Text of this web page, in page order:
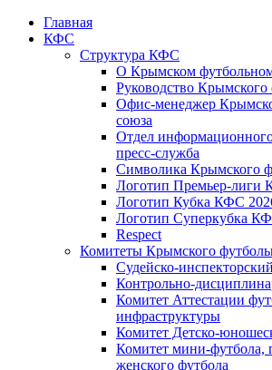
Главная
КФС
Структура КФС
О Крымском
Руководство Крымского
Офис-менеджер
союза
Отдел
пресс-служба
Символика Крымского
Логотип Премьер-лиги
Логотип Кубка КФС
Логотип Суперкубка
Respect
Комитеты Крымского
Судейско-
Контрольно-
Комитет Аттестации
инфраструктуры
Комитет Детско-
Комитет мини-футбола,
женского футбола